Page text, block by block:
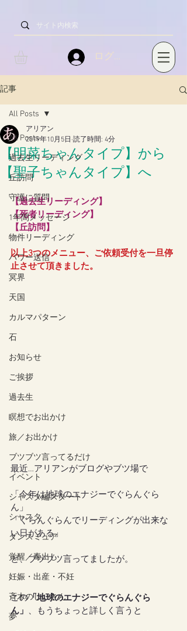
ログイン
記事
All Posts
過去生リーディング
丘訪問
守護に質問
1年間メッセージ
物件リーディング
パワー送信
冥界
天国
カルマパターン
石
お知らせ
ご挨拶
過去生
瞑想でお出かけ
旅／お出かけ
ブツブツ言ってるだけ
イベント
シャスタ編スタート
シャスタ
ダンスミュア
覚醒／毒出し
妊娠・出産・不妊
斉木のじいさん
夢
All Posts
【明菜ちゃんタイプ】から
【聖子ちゃんタイプ】へ
アリアン
2019年10月5日 読了時間: 4分
【過去生リーディング】
【死者リーディング】
【丘訪問】
以上3つのメニュー、ご依頼受付を一旦停
止させて頂きました。
最近…アリアンがブログやブツ場で
「今年は地球のエナジーでぐらんぐら
ん」
「ぐらんぐらんでリーディングが出来な
い日がある」
と、ブツブツ言ってましたが。
この「地球のエナジーでぐらんぐら
ん」 、もうちょっと詳しく言うと